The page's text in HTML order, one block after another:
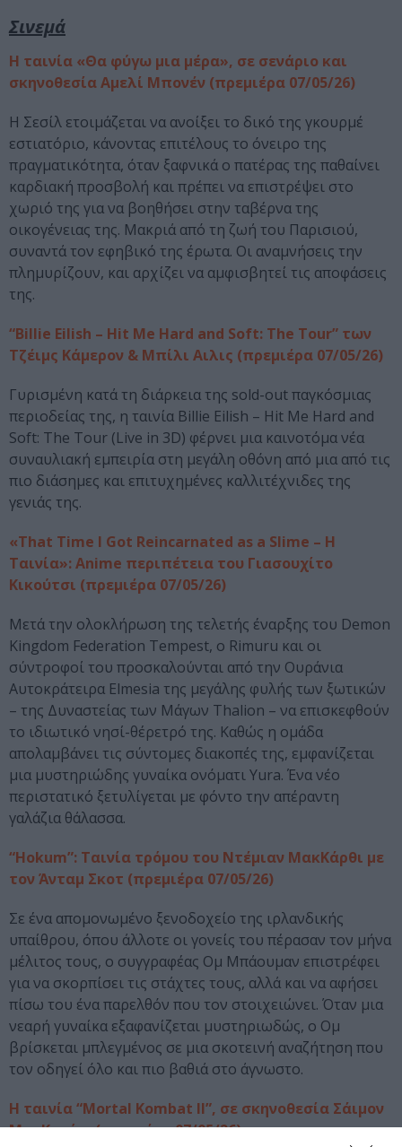
Σινεμά
Η ταινία «Θα φύγω μια μέρα», σε σενάριο και
σκηνοθεσία Αμελί Μπονέν (πρεμιέρα 07/05/26)
Η Σεσίλ ετοιμάζεται να ανοίξει το δικό της γκουρμέ
εστιατόριο, κάνοντας επιτέλους το όνειρο της
πραγματικότητα, όταν ξαφνικά ο πατέρας της παθαίνει
καρδιακή προσβολή και πρέπει να επιστρέψει στο
χωριό της για να βοηθήσει στην ταβέρνα της
οικογένειας της. Μακριά από τη ζωή του Παρισιού,
συναντά τον εφηβικό της έρωτα. Οι αναμνήσεις την
πλημυρίζουν, και αρχίζει να αμφισβητεί τις αποφάσεις
της.
“Billie Eilish – Hit Me Hard and Soft: The Tour” των
Τζέιμς Κάμερον & Μπίλι Αιλις (πρεμιέρα 07/05/26)
Γυρισμένη κατά τη διάρκεια της sold-out παγκόσμιας
περιοδείας της, η ταινία Billie Eilish – Hit Me Hard and
Soft: The Tour (Live in 3D) φέρνει μια καινοτόμα νέα
συναυλιακή εμπειρία στη μεγάλη οθόνη από μια από τις
πιο διάσημες και επιτυχημένες καλλιτέχνιδες της
γενιάς της.
«That Time I Got Reincarnated as a Slime – Η
Ταινία»: Anime περιπέτεια του Γιασουχίτο
Κικούτσι (πρεμιέρα 07/05/26)
Μετά την ολοκλήρωση της τελετής έναρξης του Demon
Kingdom Federation Tempest, ο Rimuru και οι
σύντροφοί του προσκαλούνται από την Ουράνια
Αυτοκράτειρα Elmesia της μεγάλης φυλής των ξωτικών
– της Δυναστείας των Μάγων Thalion – να επισκεφθούν
το ιδιωτικό νησί-θέρετρό της. Καθώς η ομάδα
απολαμβάνει τις σύντομες διακοπές της, εμφανίζεται
μια μυστηριώδης γυναίκα ονόματι Yura. Ένα νέο
περιστατικό ξετυλίγεται με φόντο την απέραντη
γαλάζια θάλασσα.
“Hokum”: Ταινία τρόμου του Ντέμιαν ΜακΚάρθι με
τον Άνταμ Σκοτ (πρεμιέρα 07/05/26)
Σε ένα απομονωμένο ξενοδοχείο της ιρλανδικής
υπαίθρου, όπου άλλοτε οι γονείς του πέρασαν τον μήνα
μέλιτος τους, ο συγγραφέας Ομ Μπάουμαν επιστρέφει
για να σκορπίσει τις στάχτες τους, αλλά και να αφήσει
πίσω του ένα παρελθόν που τον στοιχειώνει. Όταν μια
νεαρή γυναίκα εξαφανίζεται μυστηριωδώς, ο Ομ
βρίσκεται μπλεγμένος σε μια σκοτεινή αναζήτηση που
τον οδηγεί όλο και πιο βαθιά στο άγνωστο.
Η ταινία “Mortal Kombat II”, σε σκηνοθεσία Σάιμον
ΜακΚουόιν (πρεμιέρα 07/05/26)